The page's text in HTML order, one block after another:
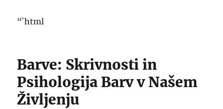
“`html
Barve: Skrivnosti in
Psihologija Barv v Našem
Življenju